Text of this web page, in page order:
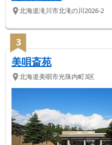
北海道滝川市北滝の川2026-2
3
美唄斎苑
北海道美唄市光珠内町3区